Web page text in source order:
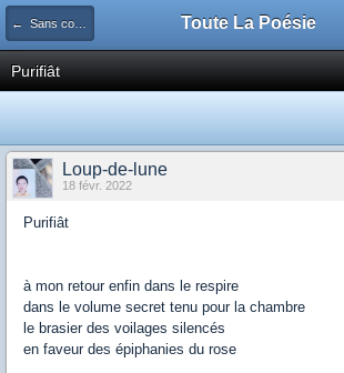
← Sans commentaires... Toute La Poésie
Purifiât
Loup-de-lune
18 févr. 2022
Purifiât
à mon retour enfin dans le respire
dans le volume secret tenu pour la chambre
le brasier des voilages silencés
en faveur des épiphanies du rose